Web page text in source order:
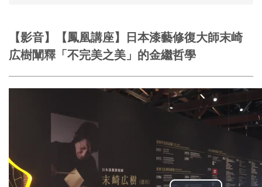
2025年
2024年
2019年
【影音】【鳳凰講座】日本漆藝修復大師末崎
広樹闡釋「不完美之美」的金繼哲學